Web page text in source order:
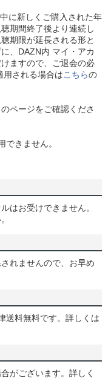
に新しくご購入された年
期間終了後より連続し
期限が延長される形と
、DAZN内 マイ・アカ
ますので、ご退会の必
用される場合はこちらの
のページをご確認くださ
きません。
はお受けできません。
れませんので、お早め
送料無料です。詳しくは
がございます。詳しく